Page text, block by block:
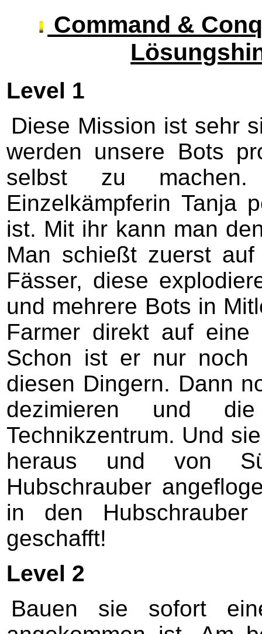
Command &
Level 1
Diese Mission ist sehr
werden unsere Bots
selbst zu
Einzelkämpferin Tanja
ist. Mit ihr kann man
Man schießt zuerst
Fässer, diese
und mehrere Bots in
Farmer direkt auf eine
Schon ist er nur noch
diesen Dingern. Dann
dezimieren und
Technikzentrum. Und
heraus und von
Hubschrauber
in den
geschafft!
Level 2
Bauen sie sofort